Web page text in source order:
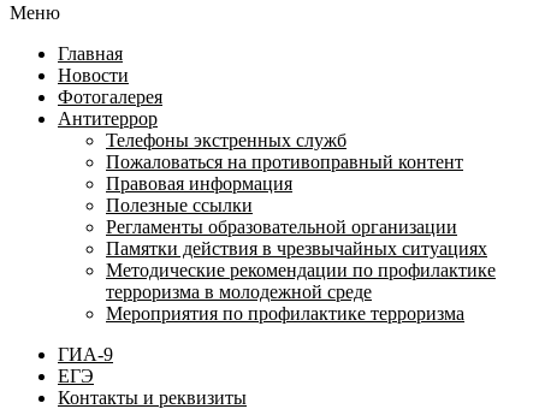
Меню
Главная
Новости
Фотогалерея
Антитеррор
Телефоны экстренных служб
Пожаловаться на противоправный контент
Правовая информация
Полезные ссылки
Регламенты образовательной организации
Памятки действия в чрезвычайных ситуациях
Методические рекомендации по профилактике
терроризма в молодежной среде
Мероприятия по профилактике терроризма
ГИА-9
ЕГЭ
Контакты и реквизиты